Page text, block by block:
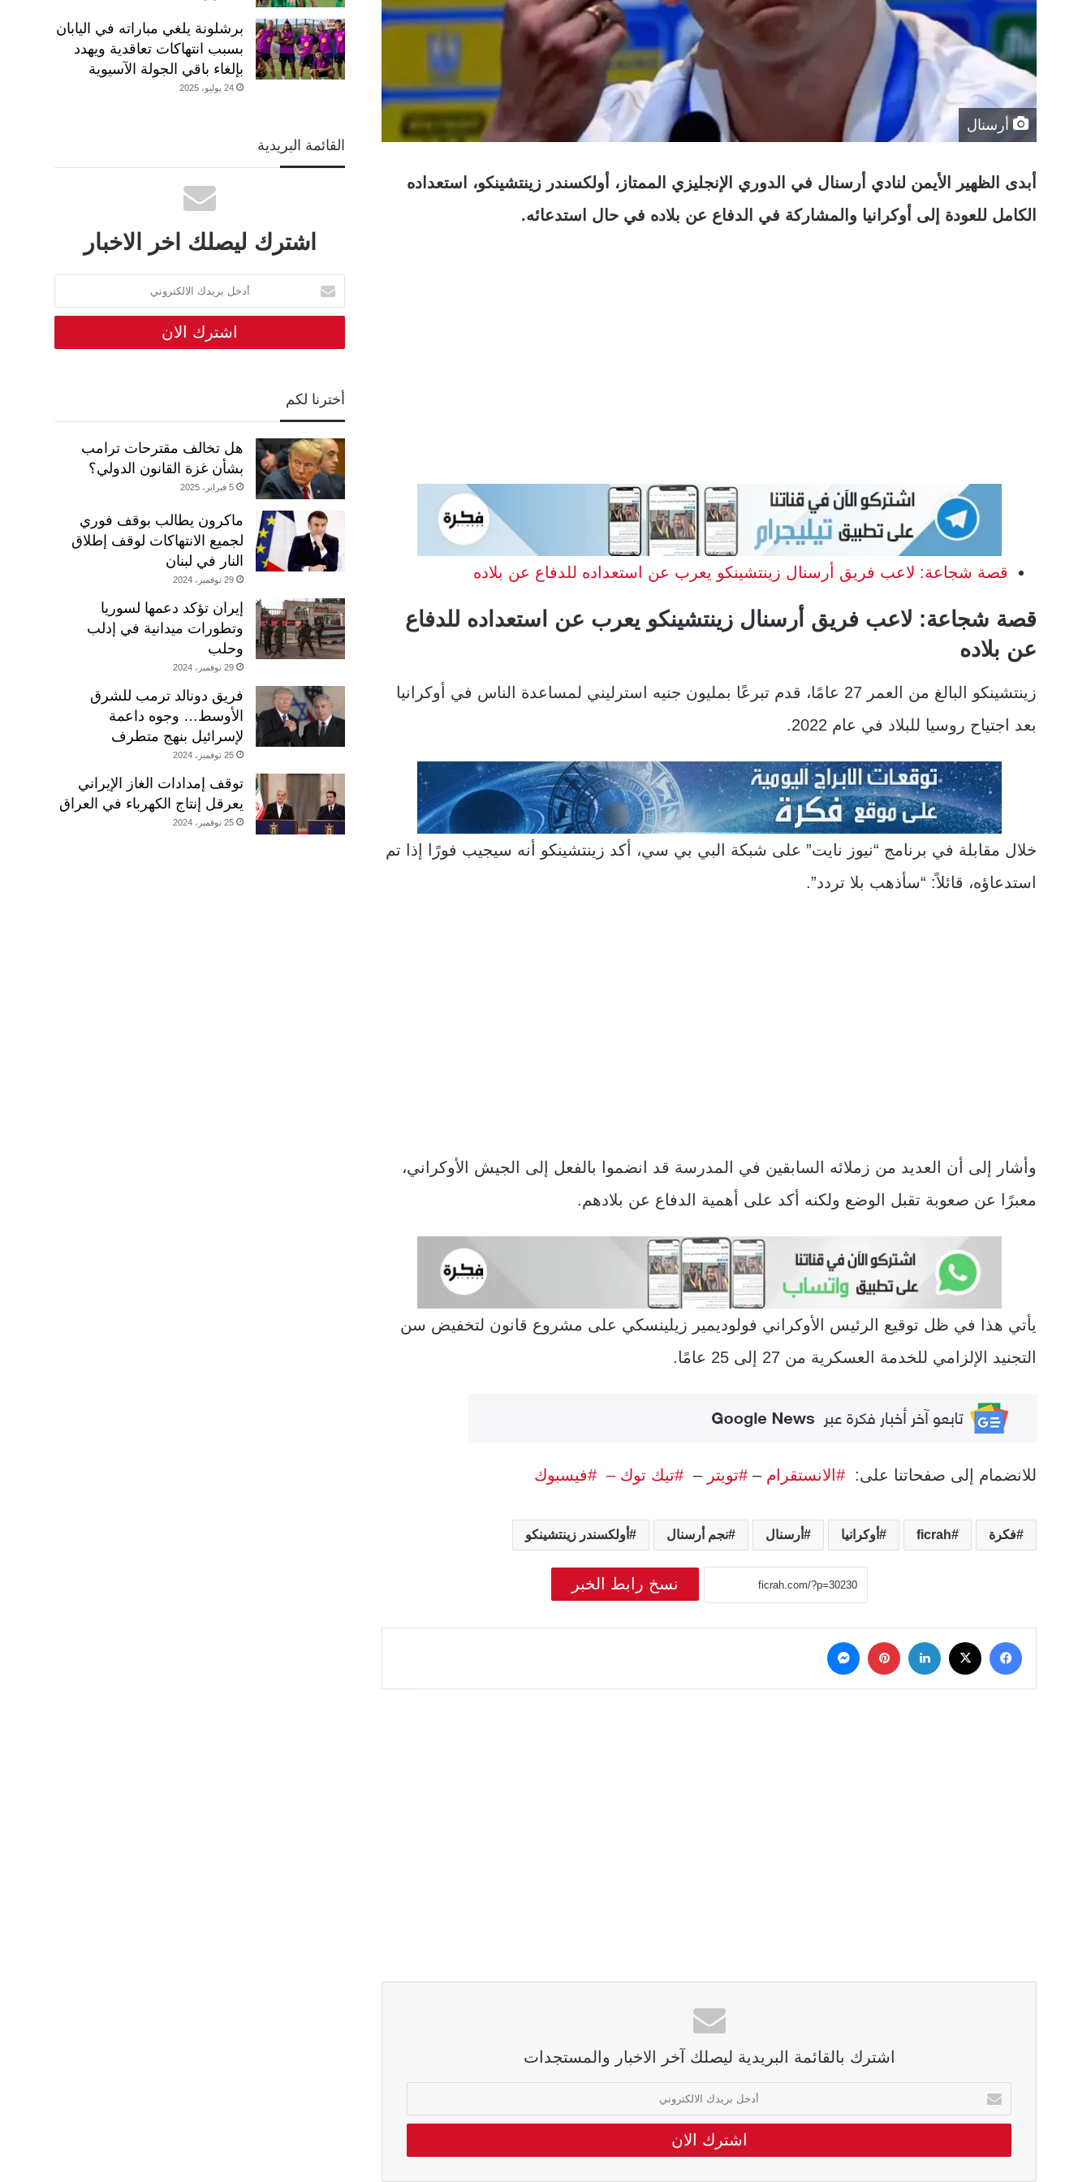
أرسنال
أبدى الظهير الأيمن لنادي أرسنال في الدوري الإنجليزي الممتاز، أولكسندر زينتشينكو، استعداده
الكامل للعودة إلى أوكرانيا والمشاركة في الدفاع عن بلاده في حال استدعائه.
قصة شجاعة: لاعب فريق أرسنال زينتشينكو يعرب عن استعداده للدفاع عن بلاده
قصة شجاعة: لاعب فريق أرسنال زينتشينكو يعرب عن استعداده للدفاع
عن بلاده
زينتشينكو البالغ من العمر 27 عامًا، قدم تبرعًا بمليون جنيه استرليني لمساعدة الناس في أوكرانيا
بعد اجتياح روسيا للبلاد في عام 2022.
خلال مقابلة في برنامج “نيوز نايت” على شبكة البي بي سي، أكد زينتشينكو أنه سيجيب فورًا إذا تم
استدعاؤه، قائلاً: “سأذهب بلا تردد”.
وأشار إلى أن العديد من زملائه السابقين في المدرسة قد انضموا بالفعل إلى الجيش الأوكراني،
معبرًا عن صعوبة تقبل الوضع ولكنه أكد على أهمية الدفاع عن بلادهم.
يأتي هذا في ظل توقيع الرئيس الأوكراني فولوديمير زيلينسكي على مشروع قانون لتخفيض سن
التجنيد الإلزامي للخدمة العسكرية من 27 إلى 25 عامًا.
للانضمام إلى صفحاتنا على: #الانستقرام – #تويتر – #تيك توك – #فيسبوك
فكرة ficrah أوكرانيا أرسنال نجم أرسنال أولكسندر زينتشينكو
نسخ رابط الخبر
فيسبوك لينكدإن بينتيريست
اشترك بالقائمة البريدية ليصلك آخر الاخبار والمستجدات
أدخل
بريدك
الالكتروني
برشلونة يلغي مباراته في اليابان
بسبب انتهاكات تعاقدية ويهدد
بإلغاء باقي الجولة الآسيوية
24 يوليو، 2025
القائمة البريدية
اشترك ليصلك اخر الاخبار
أدخل
بريدك
الالكتروني
أخترنا لكم
هل تخالف مقترحات ترامب
بشأن غزة القانون الدولي؟
5 فبراير، 2025
ماكرون يطالب بوقف فوري
لجميع الانتهاكات لوقف إطلاق
النار في لبنان
29 نوفمبر، 2024
إيران تؤكد دعمها لسوريا
وتطورات ميدانية في إدلب
وحلب
29 نوفمبر، 2024
فريق دونالد ترمب للشرق
الأوسط… وجوه داعمة
لإسرائيل بنهج متطرف
25 نوفمبر، 2024
توقف إمدادات الغاز الإيراني
يعرقل إنتاج الكهرباء في العراق
25 نوفمبر، 2024